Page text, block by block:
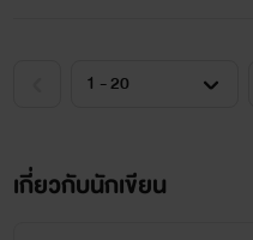
เกี่ยวกับนักเขียน